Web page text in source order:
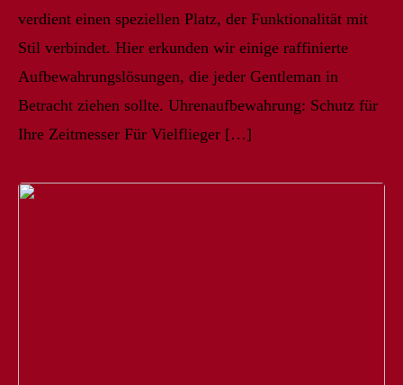
verdient einen speziellen Platz, der Funktionalität mit
Stil verbindet. Hier erkunden wir einige raffinierte
Aufbewahrungslösungen, die jeder Gentleman in
Betracht ziehen sollte. Uhrenaufbewahrung: Schutz für
Ihre Zeitmesser Für Vielflieger […]